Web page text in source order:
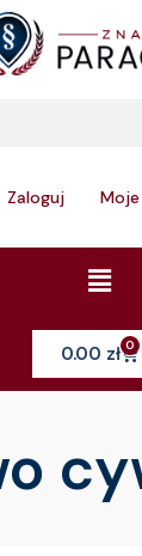
Zaloguj
Menu
0.00 zł 0